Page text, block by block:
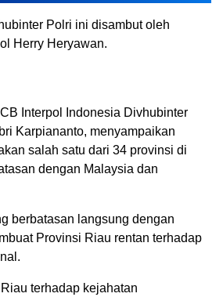
Polri ini disambut oleh
Herry Heryawan.
Interpol Indonesia Divhubinter
Karpiananto, menyampaikan
salah satu dari 34 provinsi di
dengan Malaysia dan
berbatasan langsung dengan
Provinsi Riau rentan terhadap
terhadap kejahatan